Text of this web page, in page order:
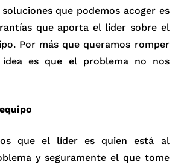
que podemos acoger es
que aporta el líder sobre el
Por más que queramos romper
es que el problema no nos
que el líder es quien está al
y seguramente el que tome